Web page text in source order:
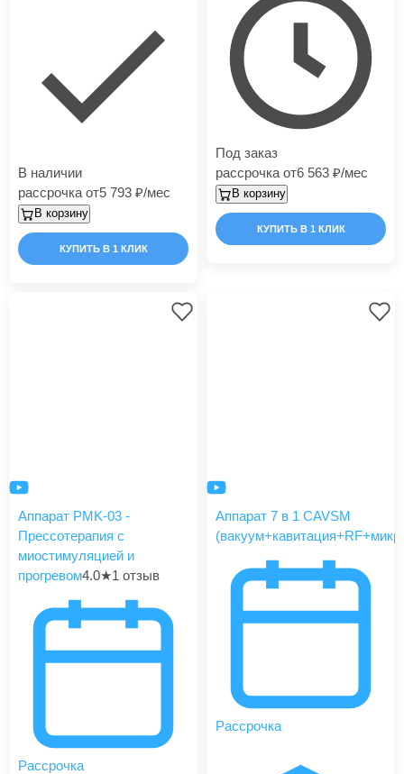
В наличии
рассрочка от5 793 /мес
В корзину
КУПИТЬ В 1 КЛИК
Под заказ
рассрочка от6 563 /мес
В корзину
КУПИТЬ В 1 КЛИК
Аппарат PMK-03 -
Прессотерапия с
миостимуляцией и
прогревом4.0★1 отзыв
Рассрочка
Аппарат 7 в 1 CAVSM
Рассрочка